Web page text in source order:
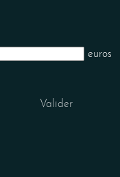
euros
Valider